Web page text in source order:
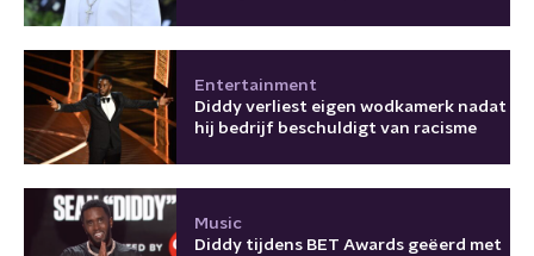
Entertainment
Diddy verliest eigen wodkamerk nadat
hij bedrijf beschuldigt van racisme
Music
Diddy tijdens BET Awards geëerd met